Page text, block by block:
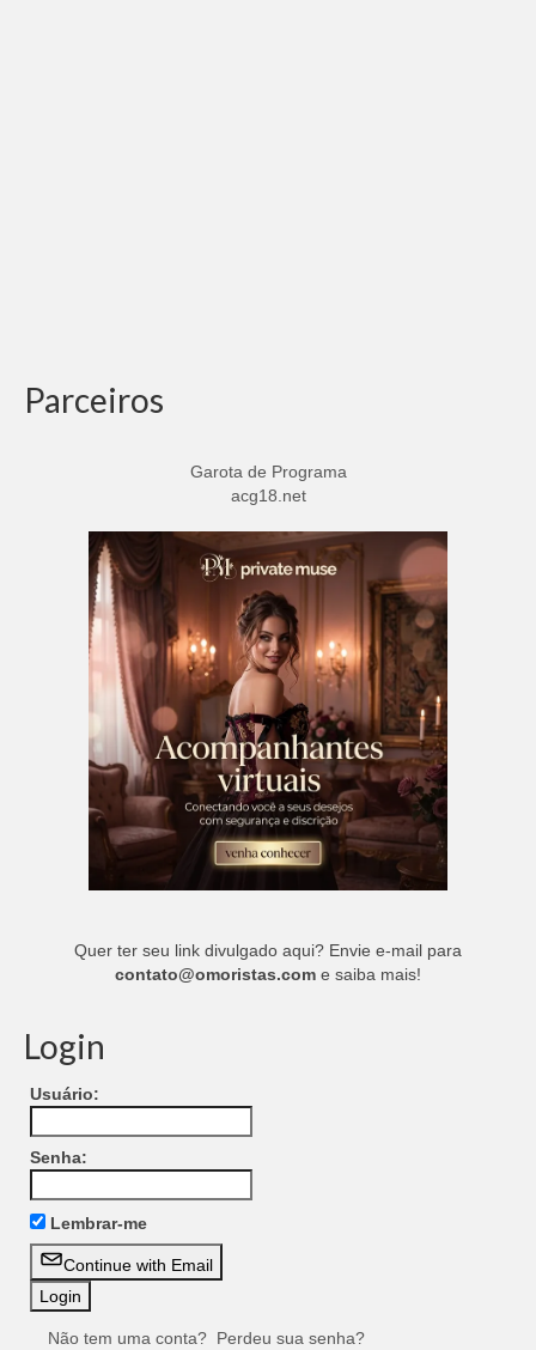
Parceiros
Garota de Programa
acg18.net
Quer ter seu link divulgado aqui? Envie e-mail para
contato@omoristas.com e saiba mais!
Login
Usuário:
Senha:
Lembrar-me
Continue with Email
Não tem uma conta? Perdeu sua senha?